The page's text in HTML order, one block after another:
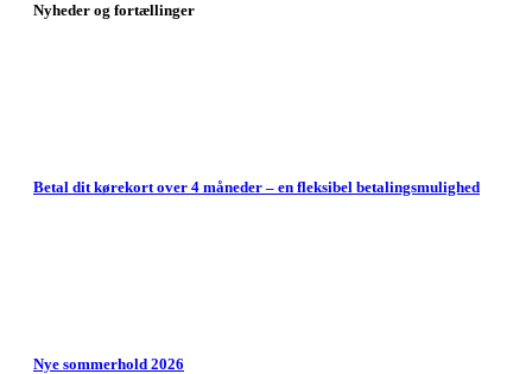
Nyheder og fortællinger
Betal dit kørekort over 4 måneder – en fleksibel betalingsmulighed
Nye sommerhold 2026